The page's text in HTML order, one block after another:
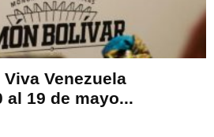
Venezuela
al 19 de mayo...